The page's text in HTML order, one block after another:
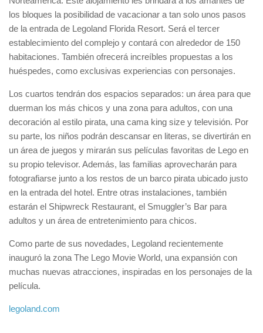
los bloques la posibilidad de vacacionar a tan solo unos pasos
de la entrada de Legoland Florida Resort. Será el tercer
establecimiento del complejo y contará con alrededor de 150
habitaciones. También ofrecerá increíbles propuestas a los
huéspedes, como exclusivas experiencias con personajes.
Los cuartos tendrán dos espacios separados: un área para que
duerman los más chicos y una zona para adultos, con una
decoración al estilo pirata, una cama king size y televisión. Por
su parte, los niños podrán descansar en literas, se divertirán en
un área de juegos y mirarán sus películas favoritas de Lego en
su propio televisor. Además, las familias aprovecharán para
fotografiarse junto a los restos de un barco pirata ubicado justo
en la entrada del hotel. Entre otras instalaciones, también
estarán el Shipwreck Restaurant, el Smuggler’s Bar para
adultos y un área de entretenimiento para chicos.
Como parte de sus novedades, Legoland recientemente
inauguró la zona The Lego Movie World, una expansión con
muchas nuevas atracciones, inspiradas en los personajes de la
película.
legoland.com